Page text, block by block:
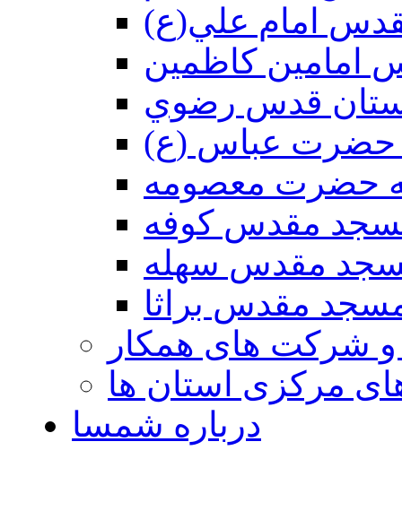
امام علي(ع)
امامين كاظمين
قدس رضوي
حضرت عباس (ع)
حضرت معصومه
مقدس كوفه
مقدس سهله
مقدس براثا
و شرکت های همکار
مرکزی استان ها
درباره شمسا